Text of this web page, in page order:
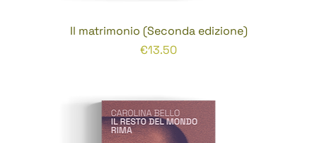
Il matrimonio (Seconda edizione)
Prezzo
€13.50